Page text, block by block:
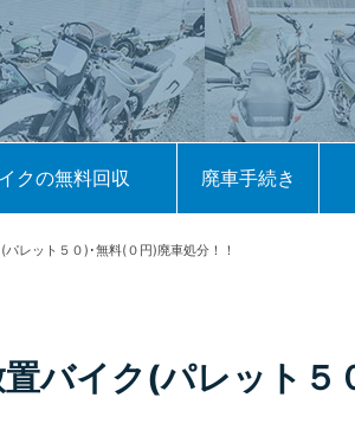
クの無料回収 廃車手続き
レット５０)･無料(０円)廃車処分！！
バイク(パレット５